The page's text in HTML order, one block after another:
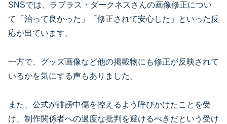
SNSでは、ラプラス・ダークネスさんの画像修正につい
て「治って良かった」「修正されて安心した」といった反
応が出ています。
一方で、グッズ画像など他の掲載物にも修正が反映されて
いるかを気にする声もありました。
また、公式が誹謗中傷を控えるよう呼びかけたことを受
け、制作関係者への過度な批判を避けるべきだという受け